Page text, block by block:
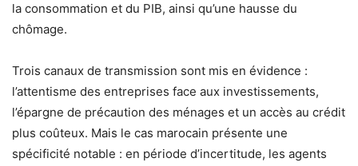
la consommation et du PIB, ainsi qu’une hausse du
chômage.
Trois canaux de transmission sont mis en évidence :
l’attentisme des entreprises face aux investissements,
l’épargne de précaution des ménages et un accès au crédit
plus coûteux. Mais le cas marocain présente une
spécificité notable : en période d’incertitude, les agents